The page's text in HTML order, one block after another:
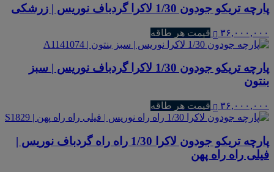
پارچه تریکو جودون 1/30 لاکرا گردباف نوریس | زرشکی
۳۶,۰۰۰,۰۰۰ قیمت هر طاقه
پارچه تریکو جودون 1/30 لاکرا گردباف نوریس | سبز
بنتون
۳۶,۰۰۰,۰۰۰ قیمت هر طاقه
پارچه تریکو جودون لاکرا 1/30 راه راه گردباف نوریس |
فیلی راه راه پهن